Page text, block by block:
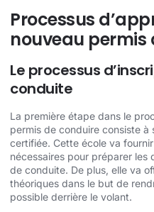
Processus
nouveau permis
Le processus
conduite
La première étape dans le
permis de conduire consiste à
certifiée. Cette école va
nécessaires pour préparer
de conduite. De plus, elle va
théoriques dans le but de
possible derrière le volant.